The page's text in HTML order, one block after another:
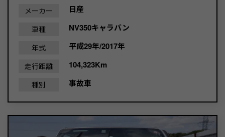
メーカー 日産
車種 NV350キャラバン
年式 平成29年/2017年
走行距離 104,323Km
種別 事故車